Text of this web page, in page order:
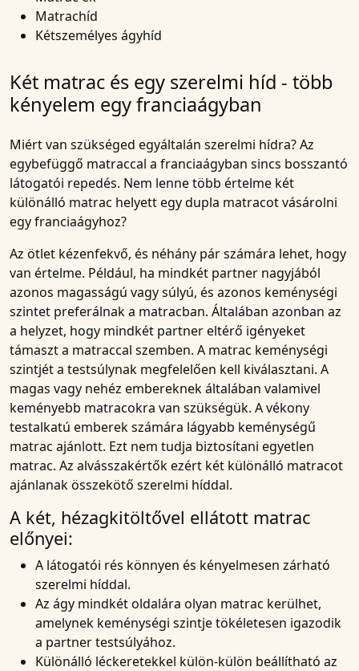
Matrachíd
Kétszemélyes ágyhíd
Két matrac és egy szerelmi híd - több
kényelem egy franciaágyban
Miért van szükséged egyáltalán szerelmi hídra? Az
egybefüggő matraccal a franciaágyban sincs bosszantó
látogatói repedés. Nem lenne több értelme két
különálló matrac helyett egy dupla matracot vásárolni
egy franciaágyhoz?
Az ötlet kézenfekvő, és néhány pár számára lehet, hogy
van értelme. Például, ha mindkét partner nagyjából
azonos magasságú vagy súlyú, és azonos keménységi
szintet preferálnak a matracban. Általában azonban az
a helyzet, hogy mindkét partner eltérő igényeket
támaszt a matraccal szemben. A matrac keménységi
szintjét a testsúlynak megfelelően kell kiválasztani. A
magas vagy nehéz embereknek általában valamivel
keményebb matracokra van szükségük. A vékony
testalkatú emberek számára lágyabb keménységű
matrac ajánlott. Ezt nem tudja biztosítani egyetlen
matrac. Az alvásszakértők ezért két különálló matracot
ajánlanak összekötő szerelmi híddal.
A két, hézagkitöltővel ellátott matrac
előnyei:
A látogatói rés könnyen és kényelmesen zárható
szerelmi híddal.
Az ágy mindkét oldalára olyan matrac kerülhet,
amelynek keménységi szintje tökéletesen igazodik
a partner testsúlyához.
Különálló léckeretekkel külön-külön beállítható az